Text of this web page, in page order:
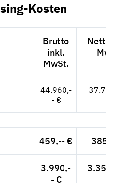
Kosten
Brutto
inkl.
MwSt.
Netto
MwSt.
44.960,-
- €
37.782,--
459,-- € 385,71 €
3.990,-
- €
3.352,94